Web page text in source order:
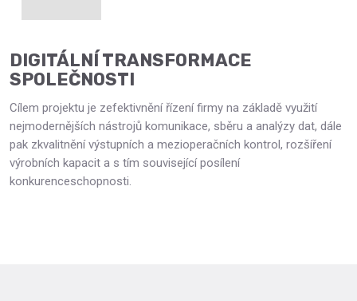
DIGITÁLNÍ TRANSFORMACE
SPOLEČNOSTI
Cílem projektu je zefektivnění řízení firmy na základě využití
nejmodernějších nástrojů komunikace, sběru a analýzy dat, dále
pak zkvalitnění výstupních a mezioperačních kontrol, rozšíření
výrobních kapacit a s tím související posílení
konkurenceschopnosti.